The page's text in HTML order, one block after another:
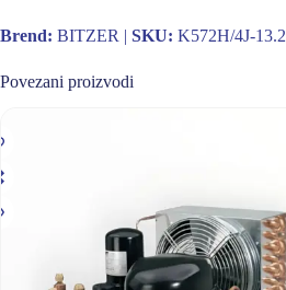
Brend: BITZER | SKU: K572H/4J-13.2
Povezani proizvodi